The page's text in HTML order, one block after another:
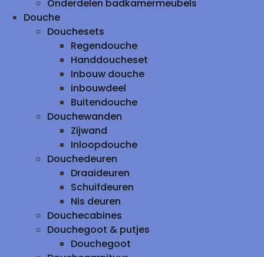
Onderdelen badkamermeubels
Douche
Douchesets
Regendouche
Handdoucheset
Inbouw douche
inbouwdeel
Buitendouche
Douchewanden
Zijwand
Inloopdouche
Douchedeuren
Draaideuren
Schuifdeuren
Nis deuren
Douchecabines
Douchegoot & putjes
Douchegoot